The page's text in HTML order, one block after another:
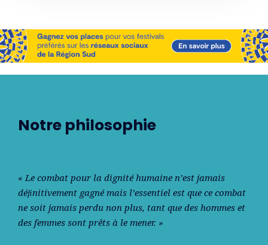
Notre philosophie
« Le combat pour la dignité humaine n’est jamais
déﬁnitivement gagné mais l’essentiel est que ce combat
ne soit jamais perdu non plus, tant que des hommes et
des femmes sont prêts à le mener. »